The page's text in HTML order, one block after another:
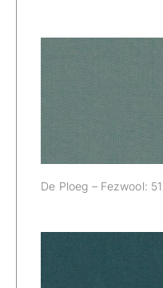
De Ploeg –
Fezwool: 51
De Ploeg – Fezwool: 51